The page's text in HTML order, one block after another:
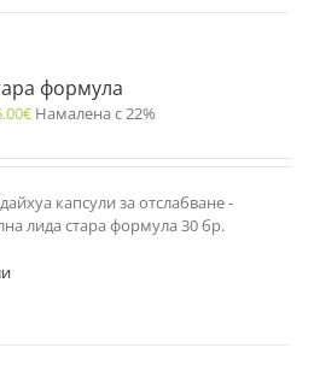
формула
€ Намалена с 22%
капсули за отслабване -
лида стара формула 30 бр.